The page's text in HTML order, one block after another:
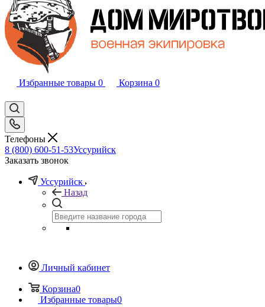
Избранные товары 0 Корзина 0
Телефоны
8 (800) 600-51-53Уссурийск
Заказать звонок
Уссурийск
Назад
Личный кабинет
Корзина0
Избранные товары0